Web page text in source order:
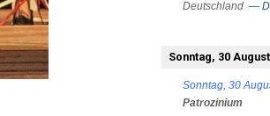
Deutschland —
Sonntag, 30
Sonntag, 30
Patrozinium